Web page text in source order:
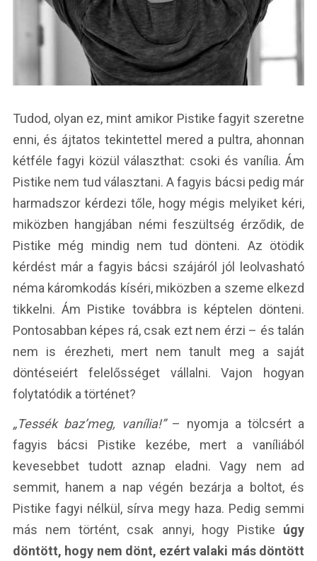
Tudod, olyan ez, mint amikor Pistike fagyit szeretne
enni, és ájtatos tekintettel mered a pultra, ahonnan
kétféle fagyi közül választhat: csoki és vanília. Ám
Pistike nem tud választani. A fagyis bácsi pedig már
harmadszor kérdezi tőle, hogy mégis melyiket kéri,
miközben hangjában némi feszültség érződik, de
Pistike még mindig nem tud dönteni. Az ötödik
kérdést már a fagyis bácsi szájáról jól leolvasható
néma káromkodás kíséri, miközben a szeme elkezd
tikkelni. Ám Pistike továbbra is képtelen dönteni.
Pontosabban képes rá, csak ezt nem érzi – és talán
nem is érezheti, mert nem tanult meg a saját
döntéseiért felelősséget vállalni. Vajon hogyan
folytatódik a történet?
„Tessék baz’meg, vanília!”– nyomja a tölcsért a
fagyis bácsi Pistike kezébe, mert a vaníliából
kevesebbet tudott aznap eladni. Vagy nem ad
semmit, hanem a nap végén bezárja a boltot, és
Pistike fagyi nélkül, sírva megy haza. Pedig semmi
más nem történt, csak annyi, hogy Pistike úgy
döntött, hogy nem dönt, ezért valaki más döntött